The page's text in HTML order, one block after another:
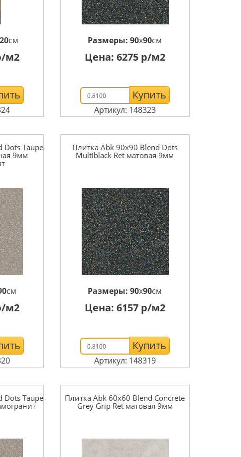
см
м2
Размеры:90x90см
Цена: 6275р/м2
Купить
Артикул: 148323
Dots Taupe
9мм
см
м2
Плитка Abk 90x90 Blend Dots
Multiblack Ret матовая 9мм
Размеры:90x90см
Цена: 6157р/м2
Купить
Артикул: 148319
Dots Taupe
Плитка Abk 60x60 Blend Concrete
Grey Grip Ret матовая 9мм